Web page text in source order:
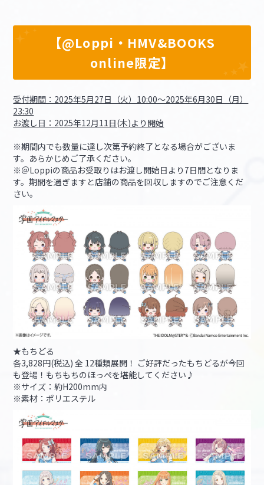
【@Loppi・HMV&BOOKS
online限定】
受付期間：2025年5月27日（火）10:00～2025年6月30日（月）
23:30
お渡し日：2025年12月11日(木)より開始
※期間内でも数量に達し次第予約終了となる場合がございま
す。あらかじめご了承ください。
※＠Loppiの商品お受取りはお渡し開始日より7日間となりま
す。期間を過ぎますと店舗の商品を回収しますのでご注意くだ
さい。
★もちどる
各3,828円(税込) 全 12種類展開！ ご好評だったもちどるが今回
も登場！もちもちのほっぺを堪能してください♪
※サイズ：約H200mm内
※素材：ポリエステル